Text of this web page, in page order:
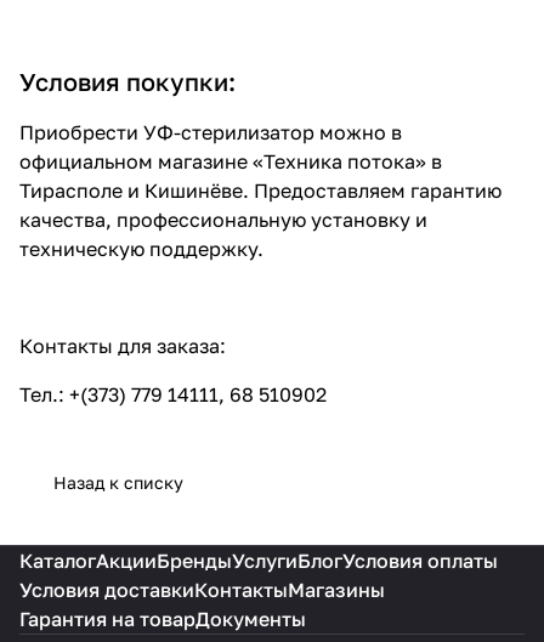
Условия покупки:
Приобрести УФ-стерилизатор можно в
официальном магазине «Техника потока» в
Тирасполе и Кишинёве. Предоставляем гарантию
качества, профессиональную установку и
техническую поддержку.
Контакты для заказа:
Тел.: +(373) 779 14111, 68 510902
Назад к списку
КаталогАкцииБрендыУслугиБлогУсловия оплаты
Условия доставкиКонтактыМагазины
Гарантия на товарДокументы